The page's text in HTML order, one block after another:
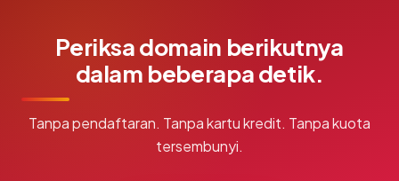
Periksa domain berikutnya
dalam beberapa detik.
Tanpa pendaftaran. Tanpa kartu kredit. Tanpa kuota
tersembunyi.